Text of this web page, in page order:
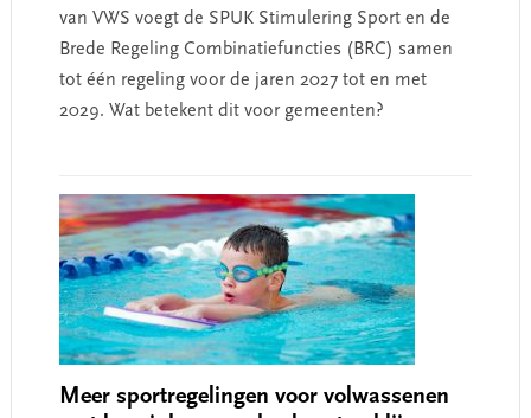
van VWS voegt de SPUK Stimulering Sport en de
Brede Regeling Combinatiefuncties (BRC) samen
tot één regeling voor de jaren 2027 tot en met
2029. Wat betekent dit voor gemeenten?
Meer sportregelingen voor volwassenen